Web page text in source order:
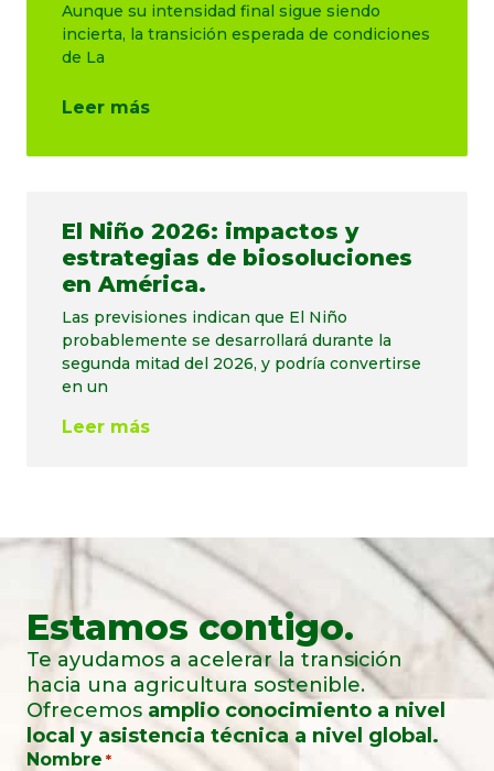
Aunque su intensidad final sigue siendo
incierta, la transición esperada de condiciones
de La
Leer más
El Niño 2026: impactos y
estrategias de biosoluciones
en América.
Las previsiones indican que El Niño
probablemente se desarrollará durante la
segunda mitad del 2026, y podría convertirse
en un
Leer más
Estamos contigo.
Te ayudamos a acelerar la transición
hacia una agricultura sostenible.
Ofrecemos amplio conocimiento a nivel
local y asistencia técnica a nivel global.
Nombre *